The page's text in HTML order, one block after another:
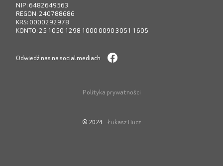
NIP: 6482649563
REGON: 240788686
KRS: 0000292978
KONTO: 25 1050 1298 1000 0090 3051 1605
Odwiedź nas na social mediach
© 2024 Łukasz Hucz
Polityka prywatności